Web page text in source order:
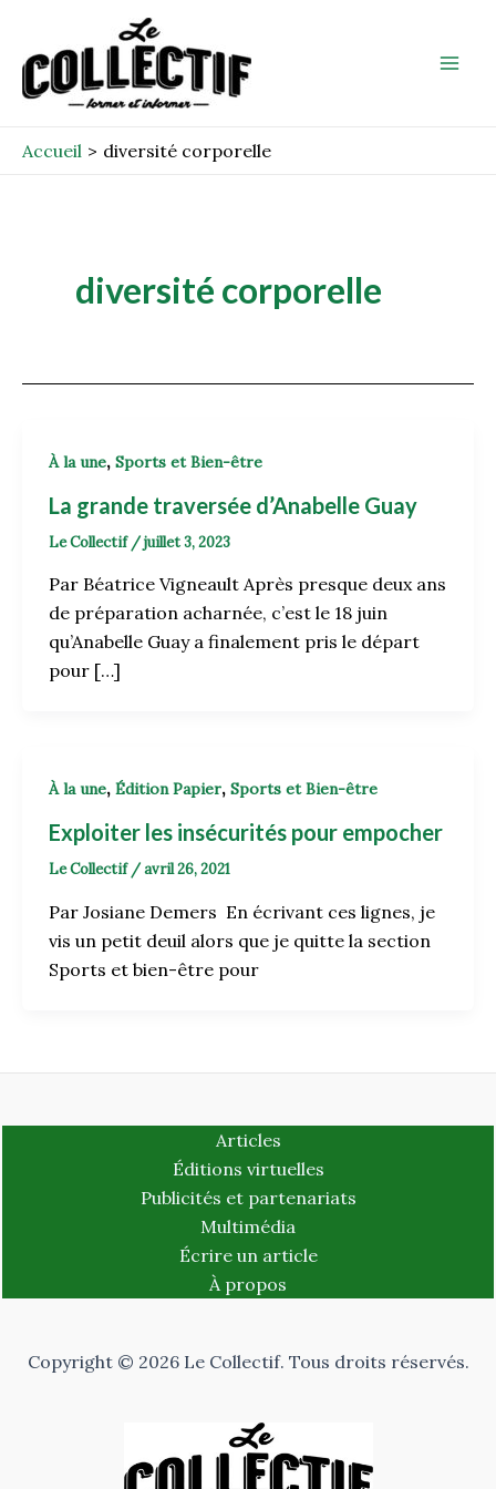
contenu
Accueil diversité corporelle
diversité corporelle
À la une, Sports et Bien-être
La grande traversée d’Anabelle Guay
Le Collectif /juillet 3, 2023
Par Béatrice Vigneault Après presque deux ans
de préparation acharnée, c’est le 18 juin
qu’Anabelle Guay a finalement pris le départ
pour […]
À la une, Édition Papier, Sports et Bien-être
Exploiter les insécurités pour empocher
Le Collectif /avril 26, 2021
Par Josiane Demers En écrivant ces lignes, je
vis un petit deuil alors que je quitte la section
Sports et bien-être pour
Articles
Éditions virtuelles
Publicités et partenariats
Multimédia
Écrire un article
À propos
Copyright © 2026 Le Collectif. Tous droits réservés.